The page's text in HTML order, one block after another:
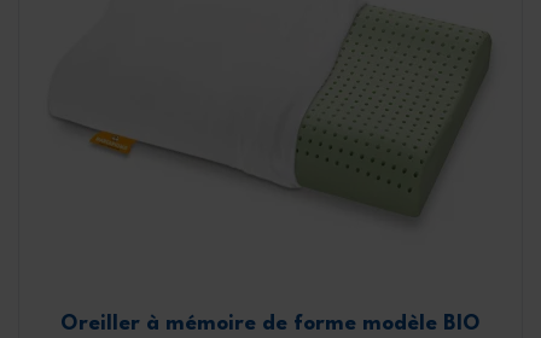
Oreiller à mémoire de forme modèle BIO